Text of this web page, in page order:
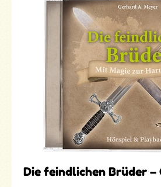
Die feindlichen Brüder –